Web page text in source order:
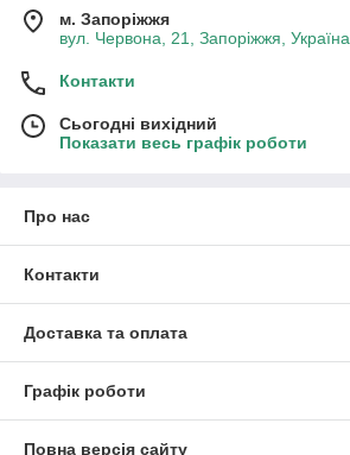
м. Запоріжжя
вул. Червона, 21, Запоріжжя, Україна
Контакти
Сьогодні вихідний
Показати весь графік роботи
Про нас
Контакти
Доставка та оплата
Графік роботи
Повна версія сайту